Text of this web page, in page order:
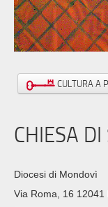
CULTURA A
CHIESA
Diocesi di Mondovì
Via Roma, 16 12041